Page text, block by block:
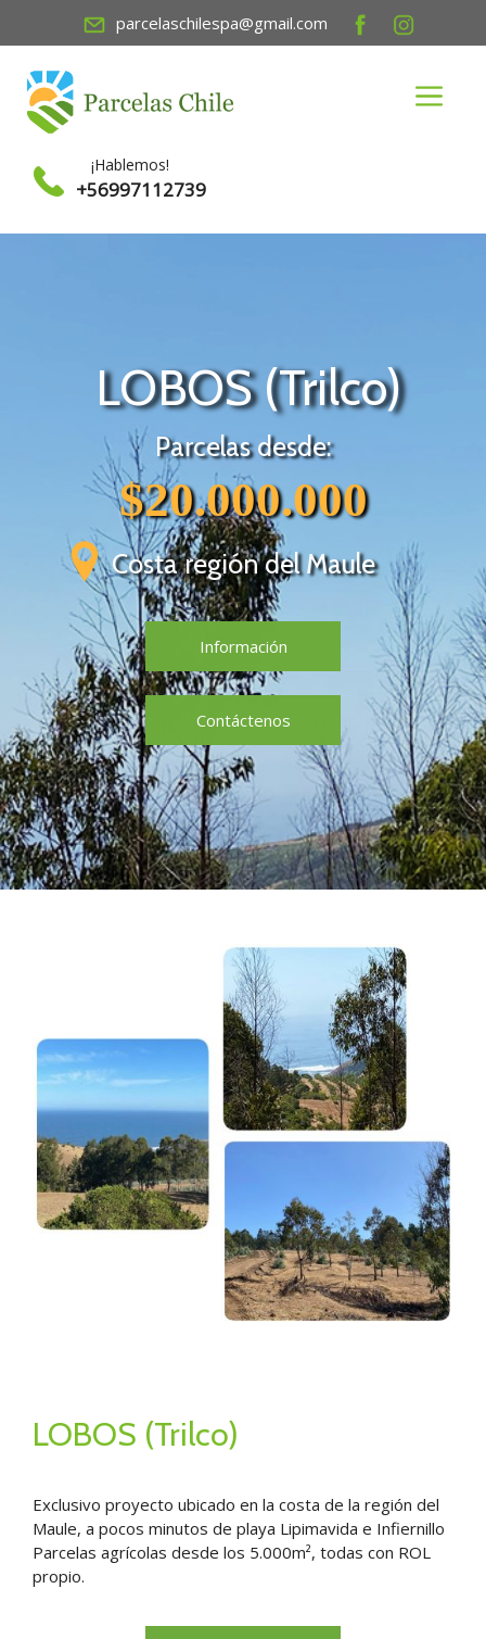
parcelaschilespa@gmail.com
Menú
¡Hablemos!
+56997112739
LOBOS (Trilco)
Parcelas desde:
$20.000.000
Costa región del Maule
Información
Contáctenos
LOBOS (Trilco)
Exclusivo proyecto ubicado en la costa de la región del
Maule, a pocos minutos de playa Lipimavida e Infiernillo
Parcelas agrícolas desde los 5.000m², todas con ROL
propio.